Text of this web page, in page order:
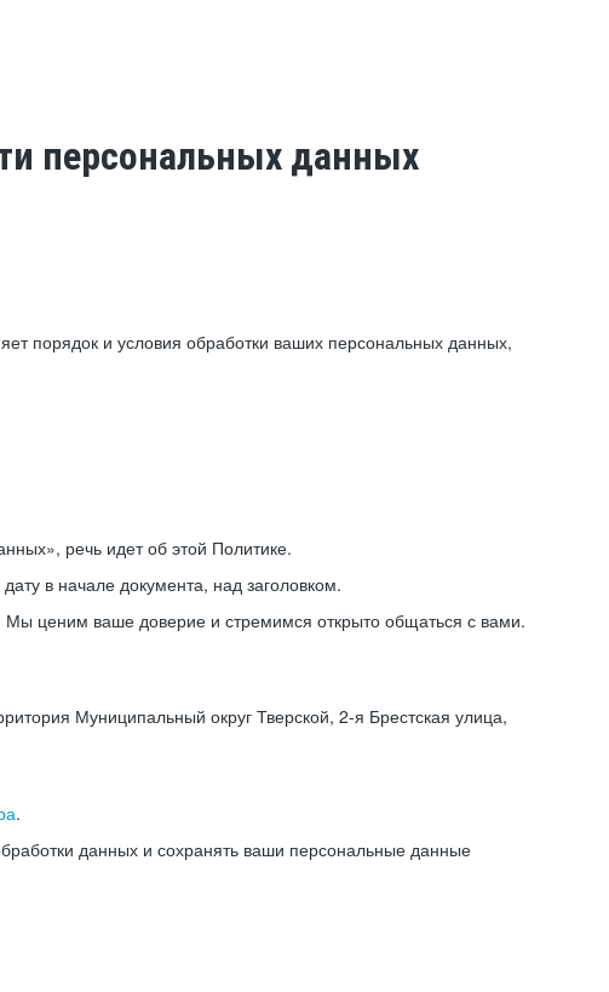
персональных данных
порядок и условия обработки ваших персональных данных,
речь идет об этой Политике.
в начале документа, над заголовком.
Мы ценим ваше доверие и стремимся открыто общаться с вами.
Муниципальный округ Тверской, 2-я Брестская улица,
.
данных и сохранять ваши персональные данные